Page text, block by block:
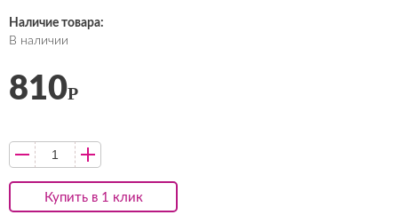
Наличие товара:
В наличии
Купить в 1 клик
810Р